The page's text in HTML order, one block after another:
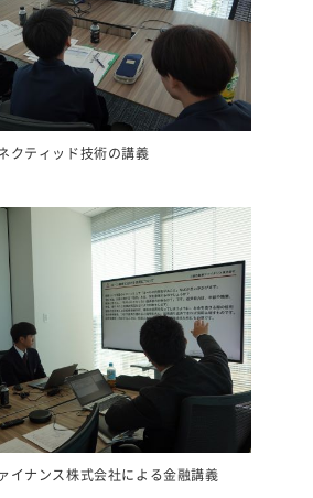
クティッド技術の講義
イナンス株式会社による金融講義